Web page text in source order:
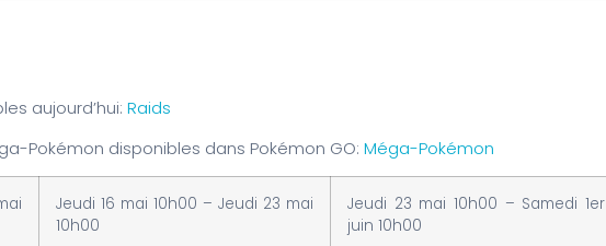
aujourd’hui: Raids
Pokémon disponibles dans Pokémon GO: Méga-Pokémon
Jeudi 16 mai 10h00 – Jeudi 23 mai
10h00
Jeudi 23 mai 10h00 – Samedi 1er
juin 10h00